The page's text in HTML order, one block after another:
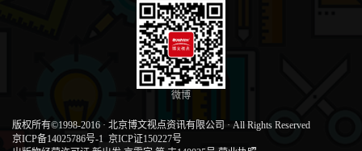
微博
版权所有©1998-2016 · 北京博文视点资讯有限公司 · All Rights Reserved
京ICP备14025786号-1 京ICP证150227号